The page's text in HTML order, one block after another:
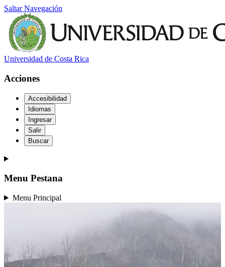
Saltar Navegación
Universidad de Costa Rica
Acciones
Accesibilidad
Idiomas
Ingresar
Salir
Buscar
Menu Pestana
Menu Principal